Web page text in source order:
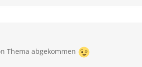
Thema abgekommen